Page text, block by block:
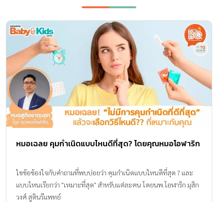
หมอเฉลย คุมกำเนิดแบบไหนดีที่สุด? โดยคุณหมอโอฬาริก
ไขข้อข้องใจกับคำถามที่พบบ่อยว่า คุมกำเนิดแบบไหนดีที่สุด ? และ
แบบไหนเรียกว่า "เหมาะที่สุด" สำหรับแต่ละคน โดยนพ.โอฬาริก มุสิก
วงศ์ สูตินรีแพทย์